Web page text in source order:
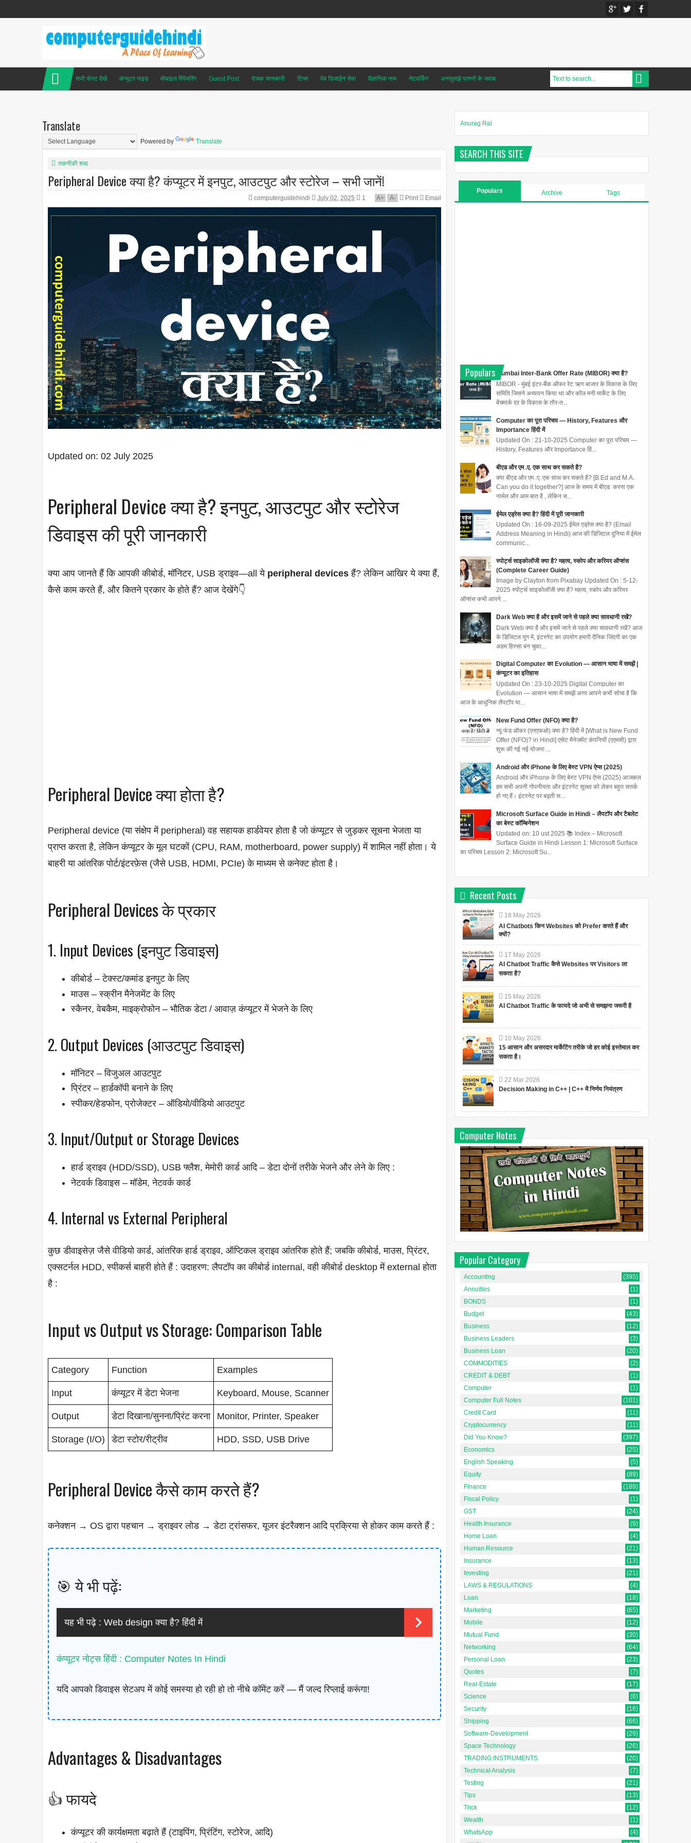
सभी पोस्ट देखें कंप्यूटर गाइड मोबाइल रिपेयरिंग Guest Post रोचक जानकारी टिप्स वेब डिजाईन सेवा वैज्ञानिक नाम नेटवर्किंग अनसुलझे प्रश्नों के जवाब
Translate
Powered by Translate
तकनीकी शब्द
Peripheral Device क्या है? कंप्यूटर में इनपुट, आउटपुट और स्टोरेज – सभी जानें!
computerguidehindi July 02, 2025 1 A+ A- Print Email
Updated on: 02 July 2025
Peripheral Device क्या है? इनपुट, आउटपुट और स्टोरेज
डिवाइस की पूरी जानकारी
क्या आप जानते हैं कि आपकी कीबोर्ड, मॉनिटर, USB ड्राइव—all ये peripheral devices हैं? लेकिन आखिर ये क्या हैं,
कैसे काम करते हैं, और कितने प्रकार के होते हैं? आज देखेंगे👇
Peripheral Device क्या होता है?
Peripheral device (या संक्षेप में peripheral) वह सहायक हार्डवेयर होता है जो कंप्यूटर से जुड़कर सूचना भेजता या
प्राप्त करता है, लेकिन कंप्यूटर के मूल घटकों (CPU, RAM, motherboard, power supply) में शामिल नहीं होता। ये
बाहरी या आंतरिक पोर्ट/इंटरफ़ेस (जैसे USB, HDMI, PCIe) के माध्यम से कनेक्ट होता है।
Peripheral Devices के प्रकार
1. Input Devices (इनपुट डिवाइस)
कीबोर्ड – टेक्स्ट/कमांड इनपुट के लिए
माउस – स्क्रीन मैनेजमेंट के लिए
स्कैनर, वेबकैम, माइक्रोफोन – भौतिक डेटा / आवाज़ कंप्यूटर में भेजने के लिए
2. Output Devices (आउटपुट डिवाइस)
मॉनिटर – विजुअल आउटपुट
प्रिंटर – हार्डकॉपी बनाने के लिए
स्पीकर/हेडफोन, प्रोजेक्टर – ऑडियो/वीडियो आउटपुट
3. Input/Output or Storage Devices
हार्ड ड्राइव (HDD/SSD), USB फ्लैश, मेमोरी कार्ड आदि – डेटा दोनों तरीके भेजने और लेने के लिए :
नेटवर्क डिवाइस – मॉडेम, नेटवर्क कार्ड
4. Internal vs External Peripheral
कुछ डीवाइसेज़ जैसे वीडियो कार्ड, आंतरिक हार्ड ड्राइव, ऑप्टिकल ड्राइव आंतरिक होते हैं; जबकि कीबोर्ड, माउस, प्रिंटर,
एक्सटर्नल HDD, स्पीकर्स बाहरी होते हैं : उदाहरण: लैपटॉप का कीबोर्ड internal, वही कीबोर्ड desktop में external होता
है :
Input vs Output vs Storage: Comparison Table
Category Function Examples
Input कंप्यूटर में डेटा भेजना Keyboard, Mouse, Scanner
Output डेटा दिखाना/सुनना/प्रिंट करना Monitor, Printer, Speaker
Storage (I/O) डेटा स्टोर/रीट्रीव HDD, SSD, USB Drive
Peripheral Device कैसे काम करते हैं?
कनेक्शन → OS द्वारा पहचान → ड्राइवर लोड → डेटा ट्रांसफर, यूजर इंटरैक्शन आदि प्रक्रिया से होकर काम करते हैं :
🎯 ये भी पढ़ें:
यह भी पढ़े : Web design क्या है? हिंदी में
कंप्यूटर नोट्स हिंदी : Computer Notes In Hindi
यदि आपको डिवाइस सेटअप में कोई समस्या हो रही हो तो नीचे कॉमेंट करें — मैं जल्द रिप्लाई करूंगा!
Advantages & Disadvantages
👍 फायदे
कंप्यूटर की कार्यक्षमता बढ़ाते हैं (टाइपिंग, प्रिंटिंग, स्टोरेज, आदि)
Anurag Rai
SEARCH THIS SITE
Populars Archive Tags
Populars
Mumbai Inter-Bank Offer Rate (MIBOR) क्या है?
MIBOR - मुंबई इंटर-बैंक ऑफर रेट ऋण बाजार के विकास के लिए
समिति जिसने अध्ययन किया था और कॉल मनी मार्केट के लिए
बेंचमार्क दर के विकास के तौर-त...
Computer का पूरा परिचय — History, Features और
Importance हिंदी में
Updated On : 21-10-2025 Computer का पूरा परिचय —
History, Features और Importance हिं...
बीएड और एम .ए. एक साथ कर सकते है?
क्या बीएड और एम .ए. एक साथ कर सकते है? [B.Ed and M.A.
Can you do it together?] आज के समय में बीएड करना एक
नार्मल और आम बात है , लेकिन स...
ईमेल एड्रेस क्या है? हिंदी में पूरी जानकारी
Updated On : 16-09-2025 ईमेल एड्रेस क्या है? (Email
Address Meaning in Hindi) आज की डिजिटल दुनिया में ईमेल
communic...
स्पोर्ट्स साइकोलॉजी क्या है? महत्व, स्कोप और करियर ऑप्शंस
(Complete Career Guide)
Image by Clayton from Pixabay Updated On : 5-12-
2025 स्पोर्ट्स साइकोलॉजी क्या है? महत्व, स्कोप और करियर
ऑप्शंस कभी आपने ...
Dark Web क्या है और इसमें जाने से पहले क्या सावधानी रखें?
Dark Web क्या है और इसमें जाने से पहले क्या सावधानी रखें? आज
के डिजिटल युग में, इंटरनेट का उपयोग हमारी दैनिक जिंदगी का एक
अहम हिस्सा बन चुका...
Digital Computer का Evolution — आसान भाषा में समझें |
कंप्यूटर का इतिहास
Updated On : 23-10-2025 Digital Computer का
Evolution — आसान भाषा में समझें अगर आपने कभी सोचा है कि
आज के आधुनिक लैपटॉप या...
New Fund Offer (NFO) क्या है?
न्यू फंड ऑफर (एनएफओ) क्या है? हिंदी में [What is New Fund
Offer (NFO)? in Hindi] एसेट मैनेजमेंट कंपनियों (एएमसी) द्वारा
शुरू की गई नई योजना ...
Android और iPhone के लिए बेस्ट VPN ऐप्स (2025)
Android और iPhone के लिए बेस्ट VPN ऐप्स (2025) आजकल
हम सभी अपनी गोपनीयता और इंटरनेट सुरक्षा को लेकर बहुत सतर्क
हो गए हैं। इंटरनेट पर बढ़ती स...
Microsoft Surface Guide in Hindi – लैपटॉप और टैबलेट
का बेस्ट कॉम्बिनेशन
Updated on: 10 ust 2025 📚 Index – Microsoft
Surface Guide in Hindi Lesson 1: Microsoft Surface
का परिचय Lesson 2: Microsoft Su...
Recent Posts
18 May 2026
AI Chatbots किन Websites को Prefer करते हैं और
क्यों?
17 May 2026
AI Chatbot Traffic कैसे Websites पर Visitors ला
सकता है?
15 May 2026
AI Chatbot Traffic के फायदे जो अभी से समझना जरूरी है
10 May 2026
15 आसान और असरदार मार्केटिंग तरीके जो हर कोई इस्तेमाल कर
सकता है।
22 Mar 2026
Decision Making in C++ | C++ में निर्णय नियंत्रण
Computer Notes
Popular Category
Accounting
(395)
Annuities
(1)
BONDS
(1)
Budget
(43)
Business
(12)
Business Leaders
(3)
Business Loan
(20)
COMMODITIES
(2)
CREDIT & DEBT
(1)
Computer
(1)
Computer Full Notes
(101)
Credit Card
(11)
Cryptocurrency
(11)
Did You Know?
(397)
Economics
(25)
English Speaking
(5)
Equity
(89)
Finance
(189)
Fiscal Policy
(1)
GST
(24)
Health Insurance
(9)
Home Loan
(4)
Human Resource
(21)
Insurance
(13)
Investing
(21)
LAWS & REGULATIONS
(4)
Loan
(18)
Marketing
(65)
Mobile
(12)
Mutual Fund
(30)
Networking
(64)
Personal Loan
(23)
Quotes
(7)
Real-Estate
(17)
Science
(6)
Security
(16)
Shipping
(66)
Software-Development
(29)
Space Technology
(26)
TRADING INSTRUMENTS
(20)
Technical Analysis
(7)
Testing
(21)
Tips
(13)
Trick
(12)
Wealth
(1)
WhatsApp
(4)